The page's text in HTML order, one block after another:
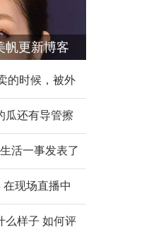
帆更新博客
的时候，被外
瓜还有导管擦
活一事发表了
现场直播中
么样子 如何评